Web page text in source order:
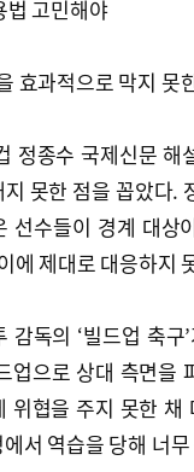
법 고민해야
효과적으로 막지 못
정종수 국제신문
못한 점을 꼽았다.
선수들이 경계 대상
에 제대로 대응하지
감독의 ‘빌드업 축
업으로 상대 측면을
위협을 주지 못한
서 역습을 당해 너